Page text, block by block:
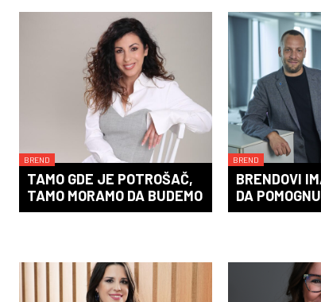
BREND
TAMO GDE JE POTROŠAČ,
TAMO MORAMO DA BUDEMO
BREND
BRENDOVI
DA